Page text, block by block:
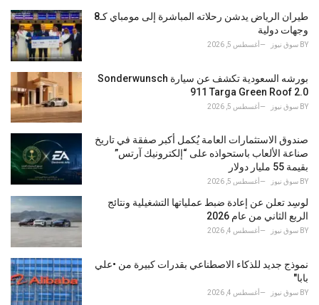
:
طيران الرياض يدشن رحلاته المباشرة إلى مومباي كـ8
وجهات دولية
BY سوق نيوز أغسطس 5, 2026
بورشه السعودية تكشف عن سيارة Sonderwunsch
911 Targa Green Roof 2.0
BY سوق نيوز أغسطس 5, 2026
صندوق الاستثمارات العامة يُكمل أكبر صفقة في تاريخ
صناعة الألعاب باستحواذه على “إلكترونيك آرتس”
بقيمة 55 مليار دولار
BY سوق نيوز أغسطس 5, 2026
لوسِد تعلن عن إعادة ضبط عملياتها التشغيلية ونتائج
الربع الثاني من عام 2026
BY سوق نيوز أغسطس 4, 2026
نموذج جديد للذكاء الاصطناعي بقدرات كبيرة من •علي
بابا"
BY سوق نيوز أغسطس 4, 2026